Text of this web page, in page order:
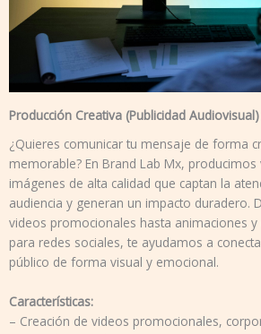
Producción Creativa (Publicidad Audiovisual)
¿Quieres comunicar tu mensaje de forma
memorable? En Brand Lab Mx, producimos
imágenes de alta calidad que captan la
audiencia y generan un impacto duradero.
videos promocionales hasta animaciones y
para redes sociales, te ayudamos a
público de forma visual y emocional.
Características:
– Creación de videos promocionales,